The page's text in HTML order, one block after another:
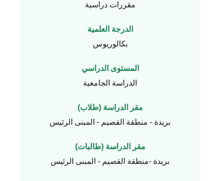
مقررات دراسية
الدرجة العلمية
بكالوريوس
المستوى الدراسي
الدراسة الجامعية
مقر الدراسة (طلاب)
بريدة - منطقة القصيم - المبنى الرئيس
مقر الدراسة (طالبات)
بريدة -منطقة القصيم - المبنى الرئيس